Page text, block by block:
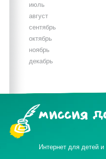
июль
август
сентябрь
октябрь
ноябрь
декабрь
МИССИЯ
Интернет для детей